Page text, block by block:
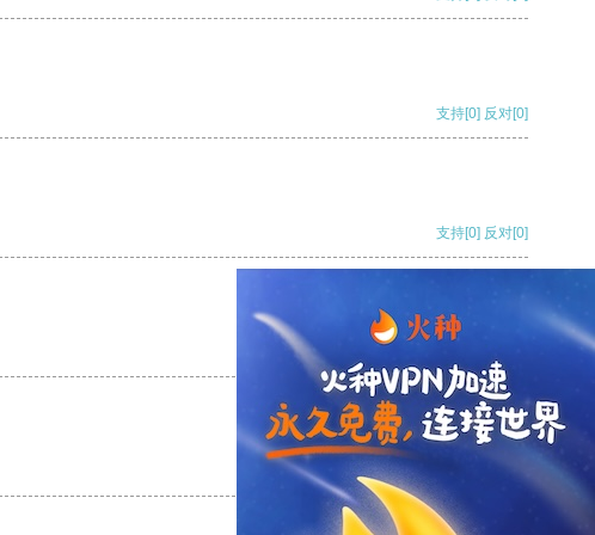
支持[0] 反对[0]
支持[0] 反对[0]
反对